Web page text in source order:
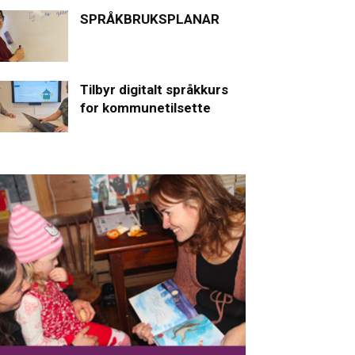
SPRÅKBRUKSPLANAR
Tilbyr digitalt språkkurs
for kommunetilsette